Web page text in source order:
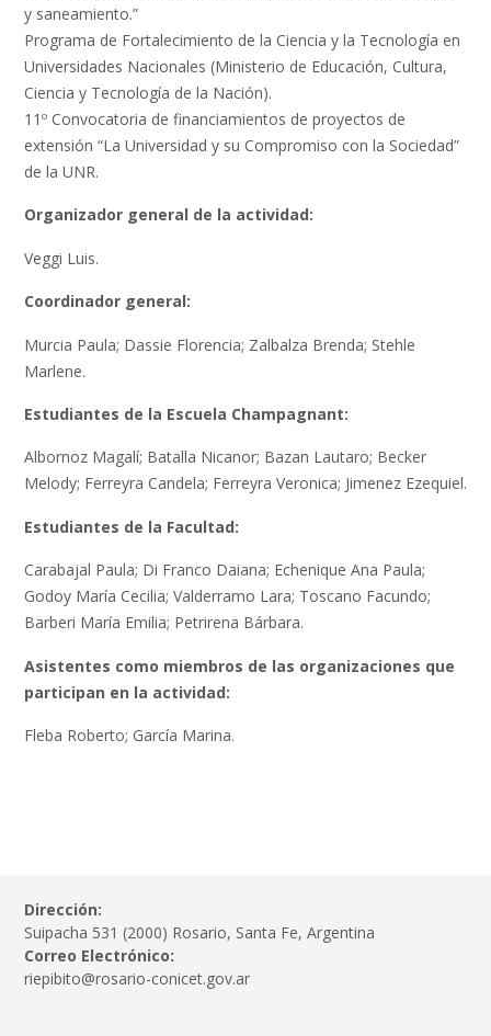
y saneamiento.”
Programa de Fortalecimiento de la Ciencia y la Tecnología en
Universidades Nacionales (Ministerio de Educación, Cultura,
Ciencia y Tecnología de la Nación).
11º Convocatoria de financiamientos de proyectos de
extensión “La Universidad y su Compromiso con la Sociedad”
de la UNR.
Organizador general de la actividad:
Veggi Luis.
Coordinador general:
Murcia Paula; Dassie Florencia; Zalbalza Brenda; Stehle
Marlene.
Estudiantes de la Escuela Champagnant:
Albornoz Magalí; Batalla Nicanor; Bazan Lautaro; Becker
Melody; Ferreyra Candela; Ferreyra Veronica; Jimenez Ezequiel.
Estudiantes de la Facultad:
Carabajal Paula; Di Franco Daiana; Echenique Ana Paula;
Godoy María Cecilia; Valderramo Lara; Toscano Facundo;
Barberi María Emilia; Petrirena Bárbara.
Asistentes como miembros de las organizaciones que
participan en la actividad:
Fleba Roberto; García Marina.
Dirección:
Suipacha 531 (2000) Rosario, Santa Fe, Argentina
Correo Electrónico:
riepibito@rosario-conicet.gov.ar